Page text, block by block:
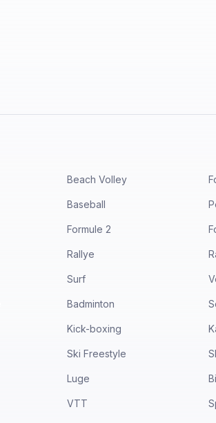
Beach Volley
Baseball
Formule 2
Rallye
Surf
Badminton
Kick-boxing
Ski Freestyle
Luge
VTT